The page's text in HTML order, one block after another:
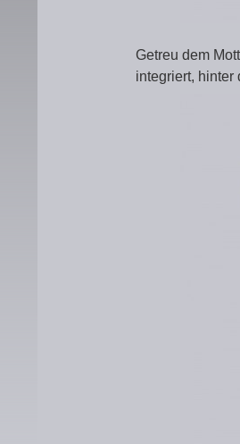
Getreu dem
integriert, hinter